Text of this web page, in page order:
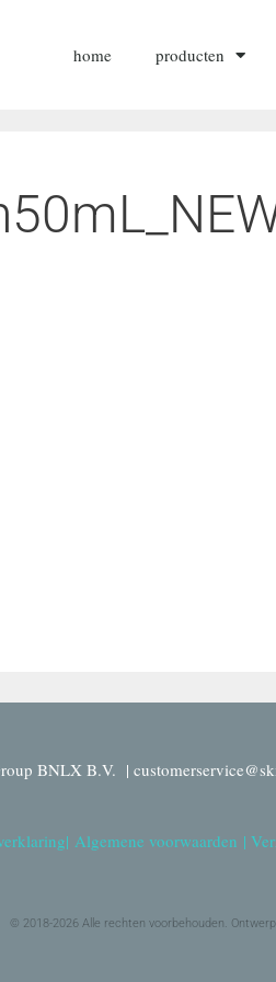
home producten
BNLX B.V. |
| Algemene voorwaarden |
© 2018-2026 Alle rechten voorbehouden.